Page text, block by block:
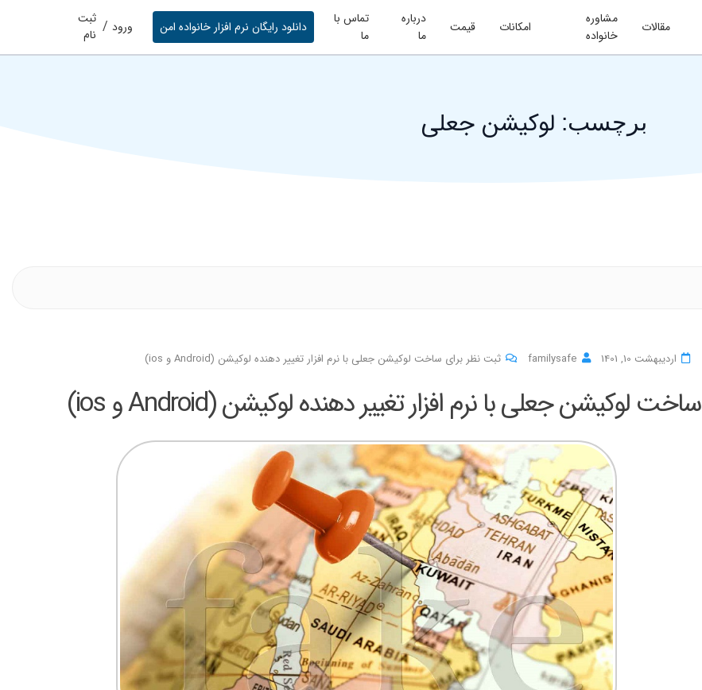
مقالات
مشاوره
خانواده
امکانات قیمت
درباره
ما
تماس با
ما
دانلود رایگان نرم افزار خانواده امن ورود / ثبت
نام
برچسب: لوکیشن جعلی
اردیبهشت 10, 1401 familysafe ثبت نظر برای ساخت لوکیشن جعلی با نرم افزار تغییر دهنده لوکیشن (Android و ios)
ساخت لوکیشن جعلی با نرم افزار تغییر دهنده لوکیشن (Android و ios)